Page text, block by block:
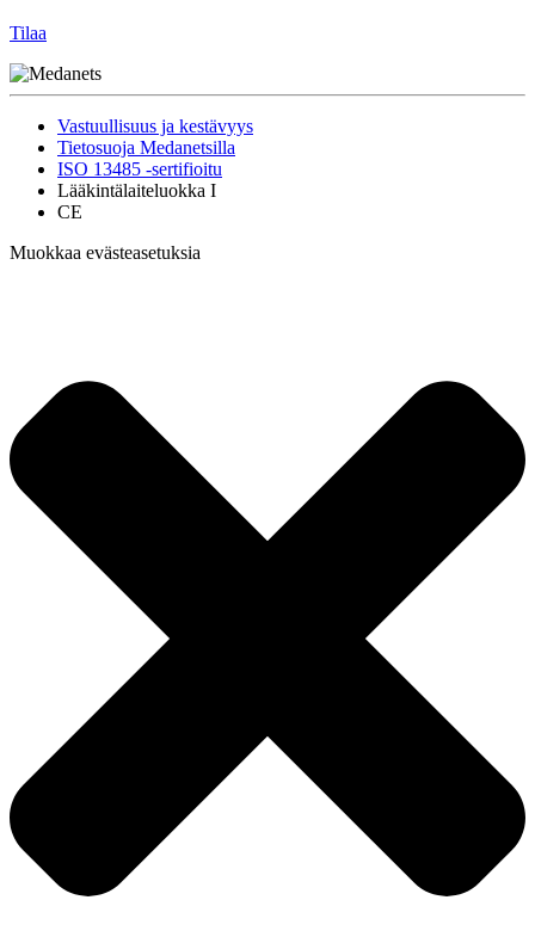
Tilaa
Vastuullisuus ja kestävyys
Tietosuoja Medanetsilla
ISO 13485 -sertifioitu
Lääkintälaiteluokka I
CE
Muokkaa evästeasetuksia